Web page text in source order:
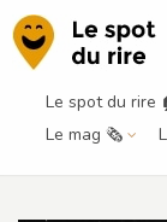
Le spot du rire
Le mag 🗞️
Line-up